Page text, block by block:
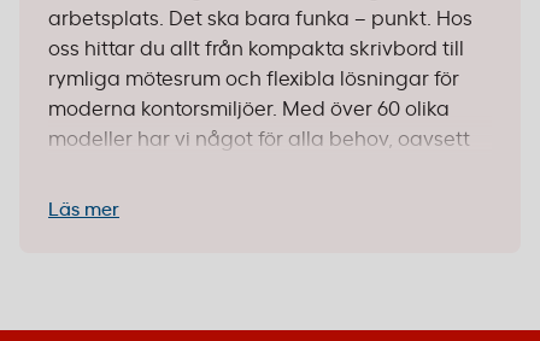
arbetsplats. Det ska bara funka – punkt. Hos
oss hittar du allt från kompakta skrivbord till
rymliga mötesrum och flexibla lösningar för
moderna kontorsmiljöer. Med över 60 olika
modeller har vi något för alla behov, oavsett
kompletterar hemmakontoret.
Läs mer